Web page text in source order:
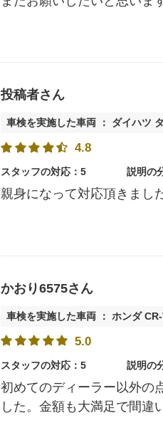
投稿者さん
車検を実施した車両 ： ダイハツ
4.8
スタッフの対応：5 説明の
親身になって対応頂きまし
かおり6575さん
車検を実施した車両 ： ホンダ
5.0
スタッフの対応：5 説明の
初めてのディーラー以外の
した。金額も大満足で間違